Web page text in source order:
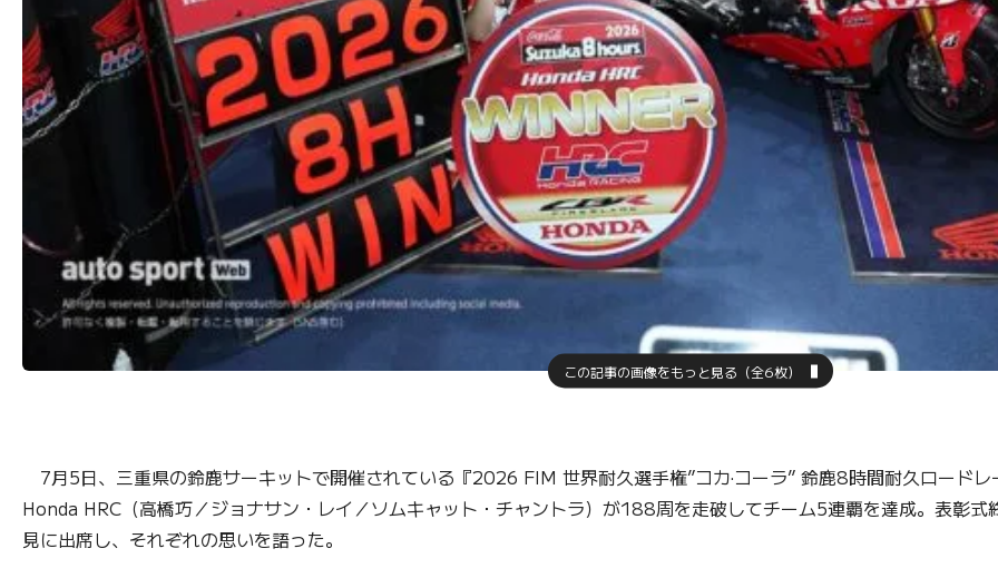
この記事の画像をもっと見る（全6枚）
7月5日、三重県の鈴鹿サーキットで開催されている『2026 FIM 世界耐久選手権”コカ·コーラ” 鈴鹿8時間耐久ロードレ
Honda HRC（高橋巧／ジョナサン・レイ／ソムキャット・チャントラ）が188周を走破してチーム5連覇を達成。表彰
見に出席し、それぞれの思いを語った。